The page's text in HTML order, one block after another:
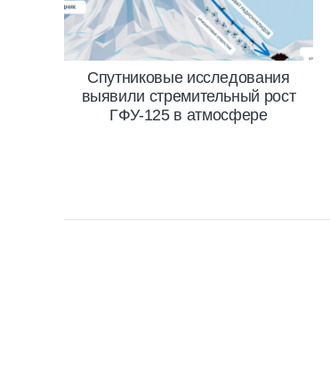
Спутниковые исследования
выявили стремительный рост
ГФУ-125 в атмосфере